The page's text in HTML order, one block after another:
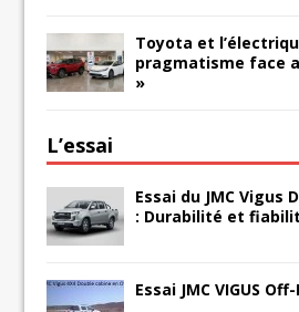
Toyota et
pragmatisme face
»
L’essai
Essai du JMC Vigus
: Durabilité et
Essai JMC VIGUS